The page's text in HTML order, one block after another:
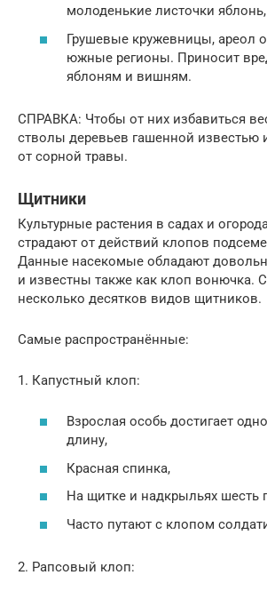
молоденькие листочки яблонь,
Грушевые кружевницы, ареол
южные регионы. Приносит
яблоням и вишням.
СПРАВКА: Чтобы от них избавиться
стволы деревьев гашенной
от сорной травы.
Щитники
Культурные растения в садах и
страдают от действий клопов
Данные насекомые обладают
и известны также как клоп вонючка.
несколько десятков видов щитников.
Самые распространённые:
1. Капустный клоп:
Взрослая особь достигает
длину,
Красная спинка,
На щитке и надкрыльях шесть
Часто путают с клопом
2. Рапсовый клоп: